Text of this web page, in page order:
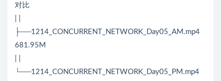
对比
├──1214_CONCURRENT_NETWORK_Day05_AM.mp4
681.95M
└──1214_CONCURRENT_NETWORK_Day05_PM.mp4